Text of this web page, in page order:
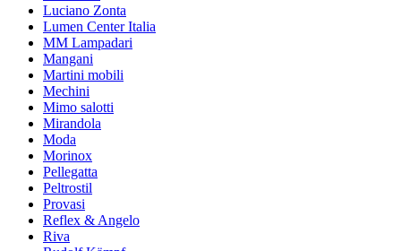
Luciano Zonta
Lumen Center Italia
MM Lampadari
Mangani
Martini mobili
Mechini
Mimo salotti
Mirandola
Moda
Morinox
Pellegatta
Peltrostil
Provasi
Reflex & Angelo
Riva